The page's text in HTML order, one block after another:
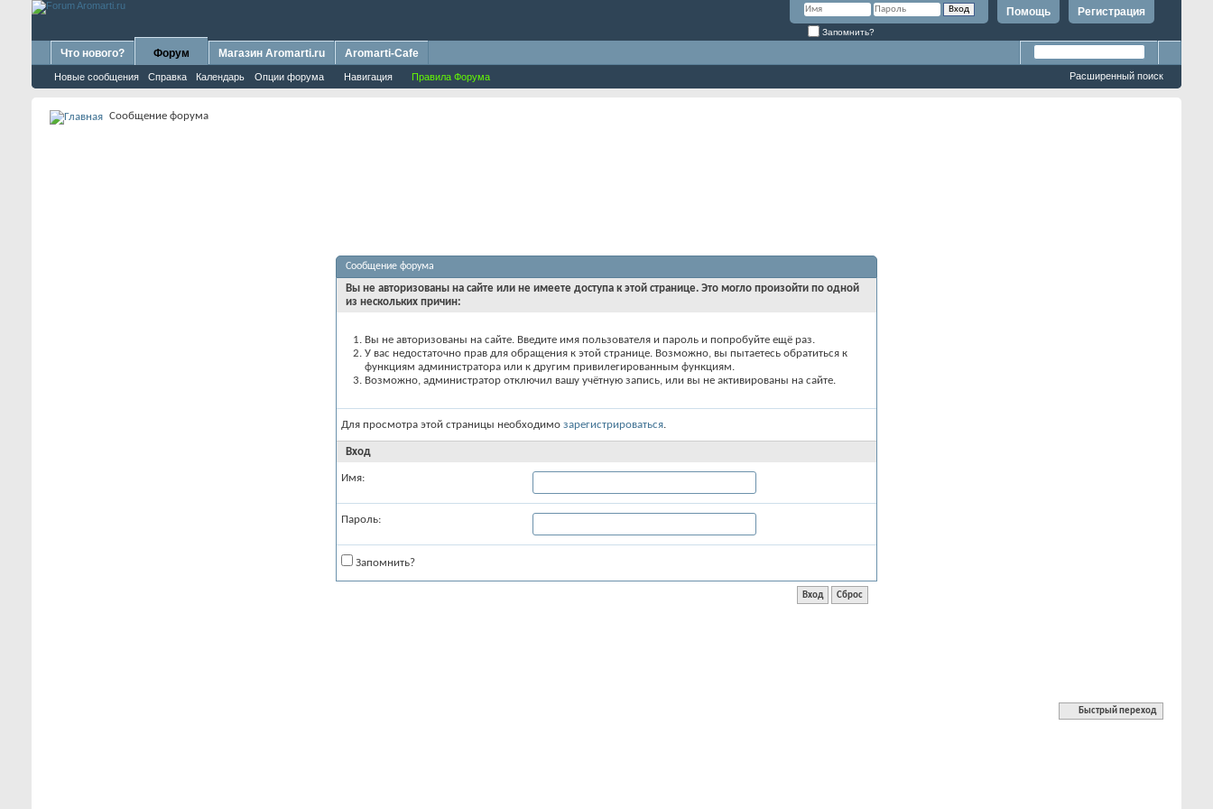
Регистрация
Помощь
Запомнить?
Что нового? Форум
Новые сообщения Справка Календарь Опции форума Навигация Правила Форума
Магазин Aromarti.ru Aromarti-Cafe
Расширенный поиск
Сообщение форума
Сообщение форума
Вы не авторизованы на сайте или не имеете доступа к этой странице. Это могло произойти по одной
из нескольких причин:
Вы не авторизованы на сайте. Введите имя пользователя и пароль и попробуйте ещё раз.
У вас недостаточно прав для обращения к этой странице. Возможно, вы пытаетесь обратиться к
функциям администратора или к другим привилегированным функциям.
Возможно, администратор отключил вашу учётную запись, или вы не активированы на сайте.
Для просмотра этой страницы необходимо зарегистрироваться.
Вход
Имя:
Пароль:
Запомнить?
Быстрый переход